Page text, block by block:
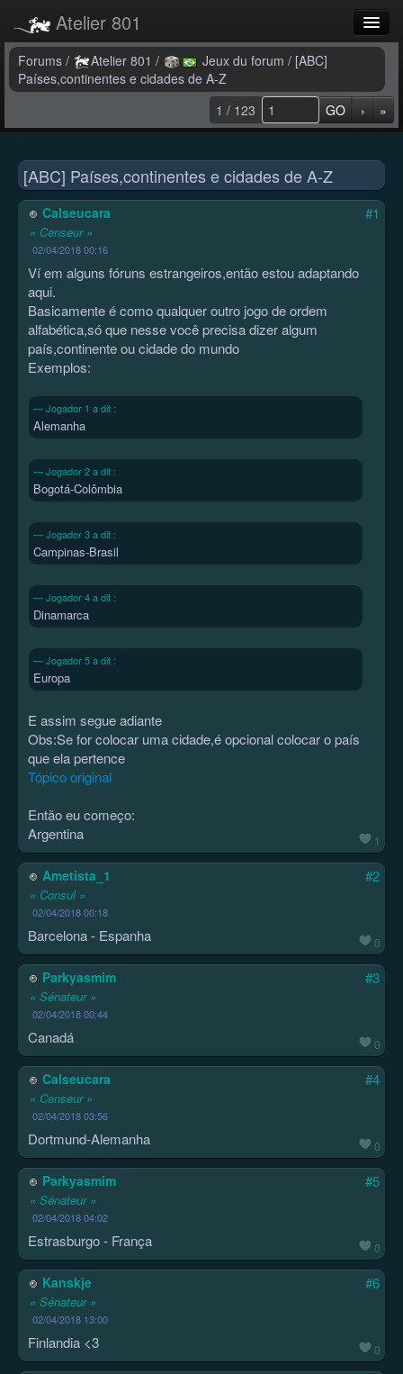
Atelier 801
Forums
Dev Tracker
Connexion
Langue
Forums / Atelier 801 / Jeux du forum / [ABC]
Países,continentes e cidades de A-Z
1 / 123
GO › »
[ABC] Países,continentes e cidades de A-Z
Calseucara
« Censeur »
02/04/2018 00:16
#1
1
Ví em alguns fóruns estrangeiros,então estou adaptando
aqui.
Basicamente é como qualquer outro jogo de ordem
alfabética,só que nesse você precisa dizer algum
país,continente ou cidade do mundo
Exemplos:
Jogador 1 a dit :
Alemanha
Jogador 2 a dit :
Bogotá-Colômbia
Jogador 3 a dit :
Campinas-Brasil
Jogador 4 a dit :
Dinamarca
Jogador 5 a dit :
Europa
E assim segue adiante
Obs:Se for colocar uma cidade,é opcional colocar o país
que ela pertence
Tópico original
Então eu começo:
Argentina
Ametista_1
« Consul »
02/04/2018 00:18
#2
0
Barcelona - Espanha
Parkyasmim
« Sénateur »
02/04/2018 00:44
#3
0
Canadá
Calseucara
« Censeur »
02/04/2018 03:56
#4
0
Dortmund-Alemanha
Parkyasmim
« Sénateur »
02/04/2018 04:02
#5
0
Estrasburgo - França
Kanskje
« Sénateur »
02/04/2018 13:00
#6
0
Finlandia <3